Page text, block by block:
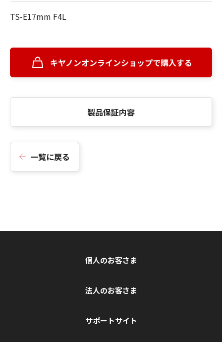
TS-E17mm F4L
キヤノンオンラインショップで購入する
製品保証内容
一覧に戻る
個人のお客さま
法人のお客さま
サポートサイト